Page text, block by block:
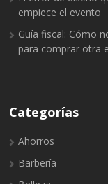
empiece el evento
Guía fiscal: Cómo
para comprar otra
Categorías
Ahorros
Barbería